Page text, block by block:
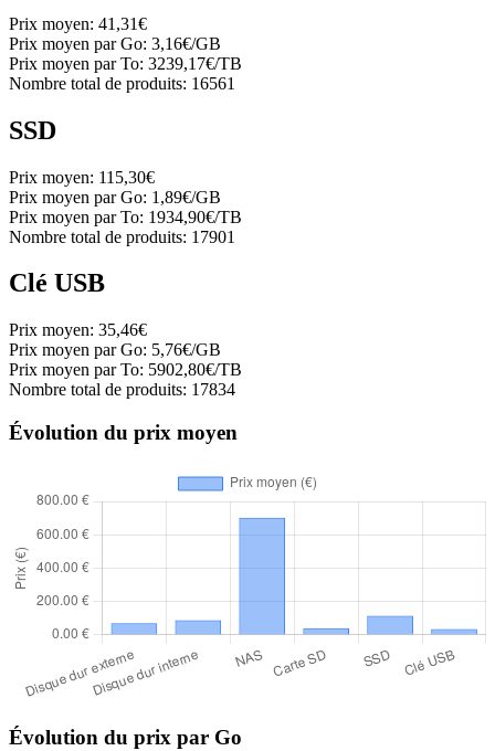
Prix moyen: 41,31€
Prix moyen par Go: 3,16€/GB
Prix moyen par To: 3239,17€/TB
Nombre total de produits: 16561
SSD
Prix moyen: 115,30€
Prix moyen par Go: 1,89€/GB
Prix moyen par To: 1934,90€/TB
Nombre total de produits: 17901
Clé USB
Prix moyen: 35,46€
Prix moyen par Go: 5,76€/GB
Prix moyen par To: 5902,80€/TB
Nombre total de produits: 17834
Évolution du prix moyen
Évolution du prix par Go